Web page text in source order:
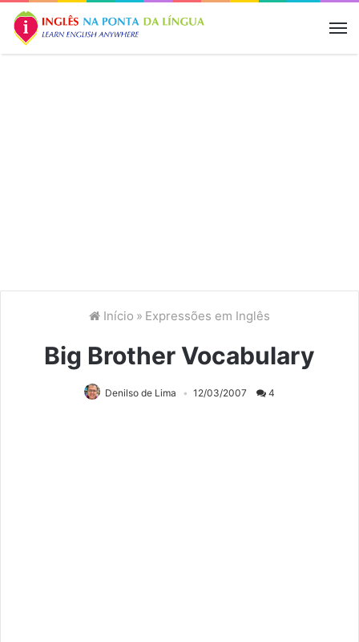
Início » Expressões em Inglês
Big Brother Vocabulary
Denilso de Lima 12/03/2007 4